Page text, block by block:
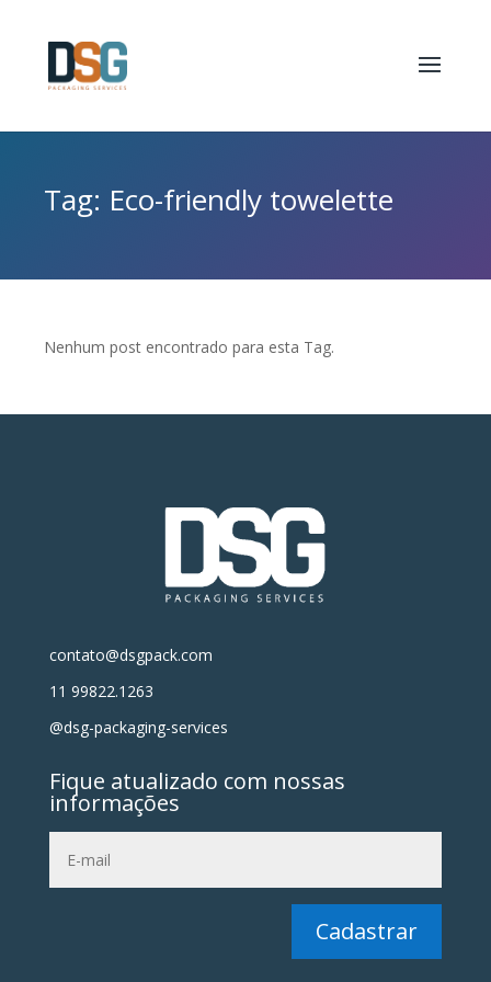
Tag: Eco-friendly towelette
Nenhum post encontrado para esta Tag.
contato@dsgpack.com
11 99822.1263
@dsg-packaging-services
Fique atualizado com nossas
informações
Cadastrar